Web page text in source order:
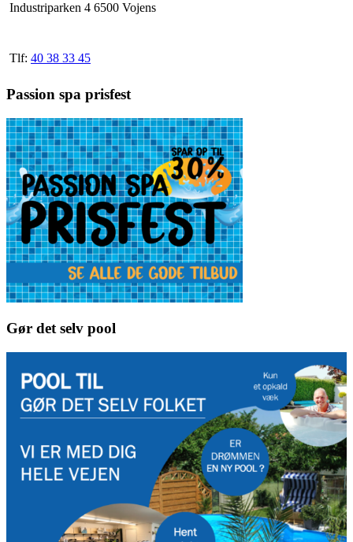
Industriparken 4 6500 Vojens
Tlf: 40 38 33 45
Passion spa prisfest
Gør det selv pool